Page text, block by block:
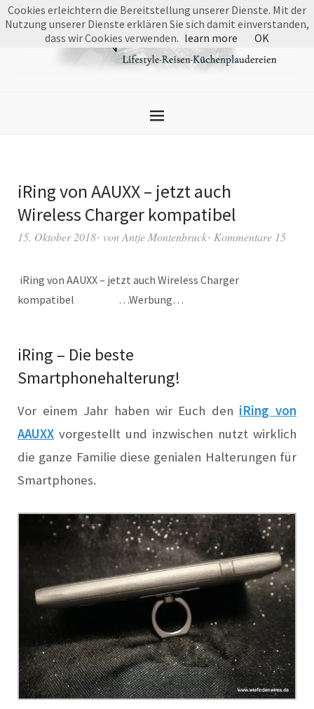
iRing von AAUXX – jetzt auch
Wireless Charger kompatibel
15. Oktober 2018 vonAntje Montenbruck Kommentare 15
iRing von AAUXX – jetzt auch Wireless Charger
kompatibel …Werbung…
iRing – Die beste
Smartphonehalterung!
Vor einem Jahr haben wir Euch den iRing von
AAUXX vorgestellt und inzwischen nutzt wirklich
die ganze Familie diese genialen Halterungen für
Smartphones.
Cookies erleichtern die Bereitstellung unserer Dienste. Mit der
Nutzung unserer Dienste erklären Sie sich damit einverstanden,
dass wir Cookies verwenden. learn more OK